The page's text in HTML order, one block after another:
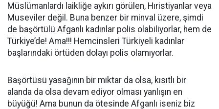
Müslümanlardı laikliğe aykırı görülen, Hıristiyanlar veya
Museviler değil. Buna benzer bir minval üzere, şimdi
de başörtülü Afganlı kadınlar polis olabiliyorlar, hem de
Türkiye’de! Ama!!! Hemcinsleri Türkiyeli kadınlar
başlarındaki örtüden dolayı polis olamıyorlar.
Başörtüsü yasağının bir miktar da olsa, kısıtlı bir
alanda da olsa devam ediyor olması yanlışın en
büyüğü! Ama bunun da ötesinde Afganlı iseniz biz